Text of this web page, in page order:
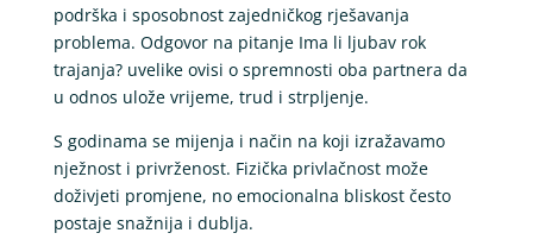
podrška i sposobnost zajedničkog rješavanja
problema. Odgovor na pitanje Ima li ljubav rok
trajanja? uvelike ovisi o spremnosti oba partnera da
u odnos ulože vrijeme, trud i strpljenje.
S godinama se mijenja i način na koji izražavamo
nježnost i privrženost. Fizička privlačnost može
doživjeti promjene, no emocionalna bliskost često
postaje snažnija i dublja.